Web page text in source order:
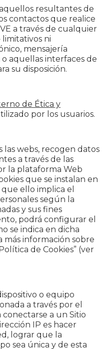
resultantes de
contactos que realice
a través de cualquier
ni
mensajería
o aquellas interfaces de
su disposición.
de Ética y
por los usuarios.
las webs, recogen datos
a través de las
la plataforma Web
que se instalan en
ello implica el
según la
y sus fines
podrá configurar el
se indica en dicha
más información sobre
de Cookies” (ver
o equipo
a través por el
a un Sitio
IP es hacer
lograr que la
sea única y de esta